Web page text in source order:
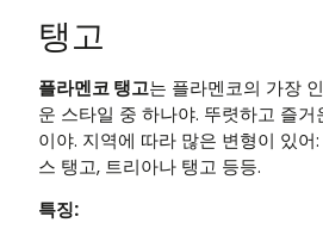
탱고
플라멘코 탱고는 플라멘코의 가장
운 스타일 중 하나야. 뚜렷하고 즐
이야. 지역에 따라 많은 변형이 있어
스 탱고, 트리아나 탱고 등등.
특징: